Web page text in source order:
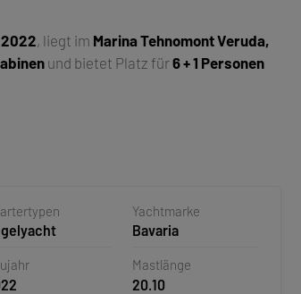
2022, liegt im Marina Tehnomont Veruda,
und bietet Platz für6 + 1 Personen
Yachtmarke
Bavaria
Mastlänge
20.10